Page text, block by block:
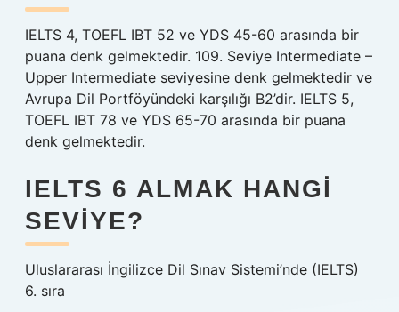
IELTS 4, TOEFL IBT 52 ve YDS 45-60 arasında bir
puana denk gelmektedir. 109. Seviye Intermediate –
Upper Intermediate seviyesine denk gelmektedir ve
Avrupa Dil Portföyündeki karşılığı B2’dir. IELTS 5,
TOEFL IBT 78 ve YDS 65-70 arasında bir puana
denk gelmektedir.
IELTS 6 ALMAK HANGI
SEVIYE?
Uluslararası İngilizce Dil Sınav Sistemi’nde (IELTS)
6. sıra